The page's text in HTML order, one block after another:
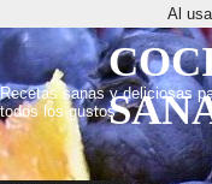
Recetas sanas y deliciosas
todos los gustos
Al